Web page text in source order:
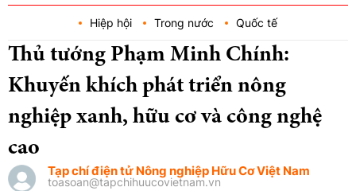
Hiệp hội Trong nước Quốc tế
Thủ tướng Phạm Minh Chính:
Khuyến khích phát triển nông
nghiệp xanh, hữu cơ và công nghệ
cao
Tạp chí điện tử Nông nghiệp Hữu Cơ Việt Nam
toasoan@tapchihuucovietnam.vn